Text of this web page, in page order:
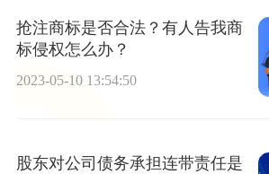
抢注商标是否合法？有人告我商
标侵权怎么办？
2023-05-10 13:54:50
股东对公司债务承担连带责任是